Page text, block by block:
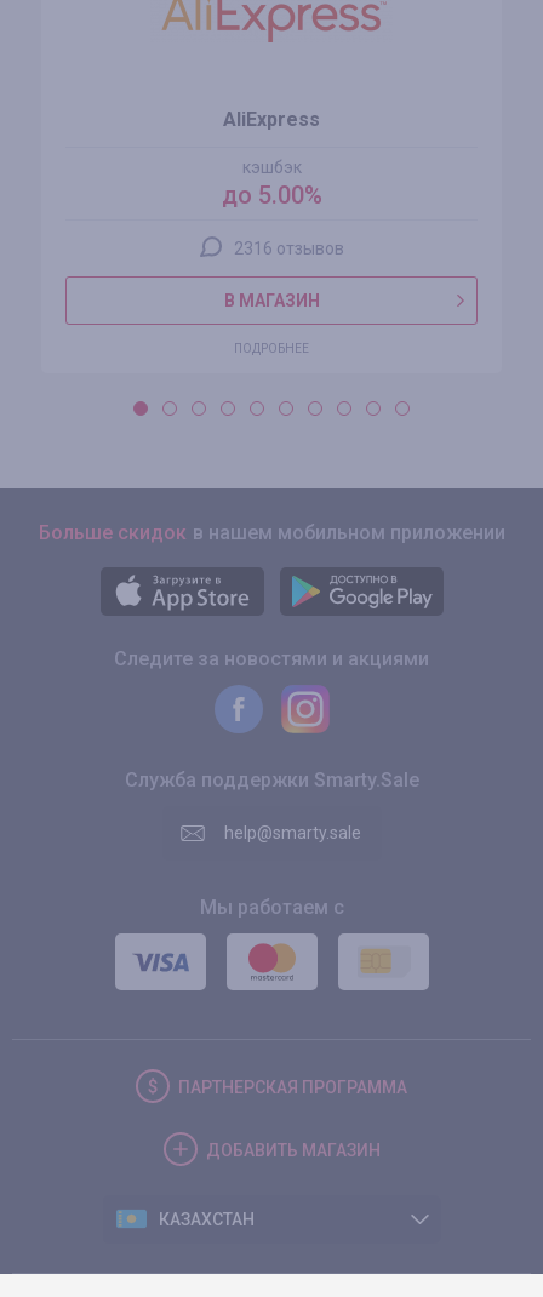
AliExpress
кэшбэк
до 5.00%
2316 отзывов
В МАГАЗИН
ПОДРОБНЕЕ
Больше скидок в нашем мобильном приложении
Следите за новостями и акциями
Служба поддержки Smarty.Sale
help@smarty.sale
Мы работаем с
ПАРТНЕРСКАЯ ПРОГРАММА
ДОБАВИТЬ МАГАЗИН
КАЗАХСТАН